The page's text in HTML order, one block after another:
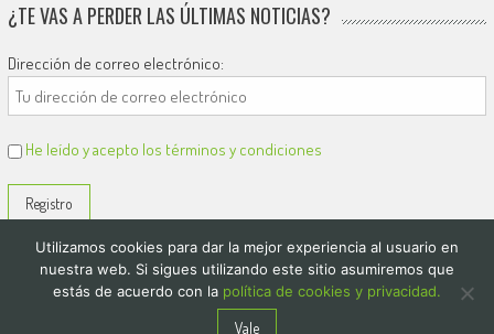
¿TE VAS A PERDER LAS ÚLTIMAS NOTICIAS?
Dirección de correo electrónico:
He leído y acepto los términos y condiciones
El Diario de Colón
Utilizamos cookies para dar la mejor experiencia al usuario en
nuestra web. Si sigues utilizando este sitio asumiremos que
estás de acuerdo con la política de cookies y privacidad.
Vale